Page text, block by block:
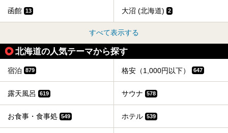
函館 13 大沼 (北海道) 2
すべて表示する
北海道の人気テーマから探す
宿泊 879 格安（1,000円以下） 647
露天風呂 619 サウナ 578
お食事・食事処 549 ホテル 539